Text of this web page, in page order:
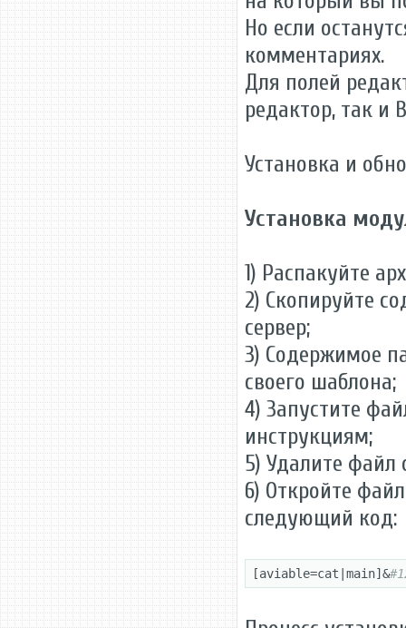
Но если
комментариях.
Для полей
редактор, так и
Установка и
Установка
1) Распакуйте
2) Скопируйте
сервер;
3) Содержимое
своего шаблона;
4) Запустите
инструкциям;
5) Удалите файл
6) Откройте
следующий код:
[aviable=cat|main]&